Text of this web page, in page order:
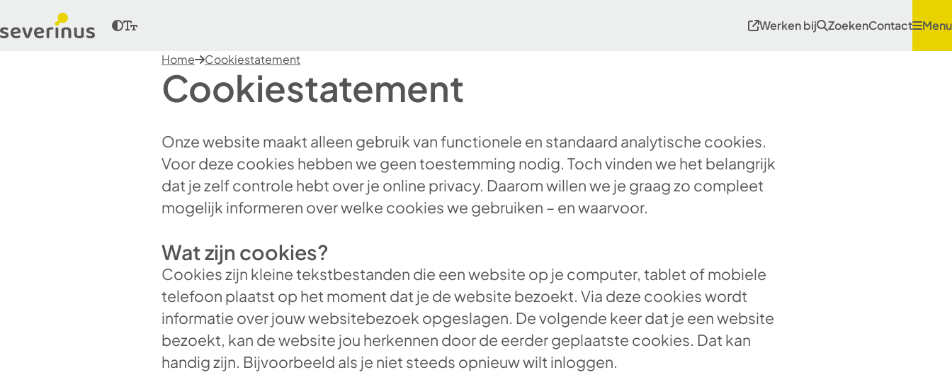
Werken bij ZoekenContact Menu
Home Cookiestatement
Cookiestatement
Onze website maakt alleen gebruik van functionele en standaard analytische cookies.
Voor deze cookies hebben we geen toestemming nodig. Toch vinden we het belangrijk
dat je zelf controle hebt over je online privacy. Daarom willen we je graag zo compleet
mogelijk informeren over welke cookies we gebruiken – en waarvoor.
Wat zijn cookies?
Cookies zijn kleine tekstbestanden die een website op je computer, tablet of mobiele
telefoon plaatst op het moment dat je de website bezoekt. Via deze cookies wordt
informatie over jouw websitebezoek opgeslagen. De volgende keer dat je een website
bezoekt, kan de website jou herkennen door de eerder geplaatste cookies. Dat kan
handig zijn. Bijvoorbeeld als je niet steeds opnieuw wilt inloggen.